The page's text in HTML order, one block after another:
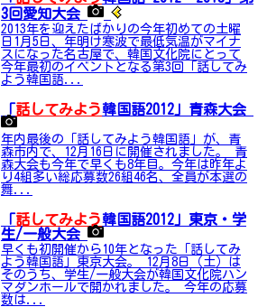
3回愛知大会
2013年を迎えたばかりの今年初めての土曜
日1月5日、年明け寒波で最低気温がマイナ
スになった名古屋で、韓国文化院にとって
今年最初のイベントとなる第3回「話してみ
よう韓国語...
「話してみよう韓国語2012」青森大会
年内最後の「話してみよう韓国語」が、青
森市内で、12月16日に開催されました。 青
森大会も今年で早くも8年目。今年は昨年よ
り4組多い総応募数26組46名、全員が本選の
舞...
「話してみよう韓国語2012」東京・学
生/一般大会
早くも初開催から10年となった「話してみ
よう韓国語」東京大会。 12月8日（土）は
そのうち、学生/一般大会が韓国文化院ハン
マダンホールで開かれました。 今年の応募
数は...